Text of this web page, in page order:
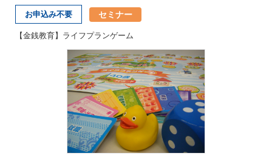
お申込み不要 セミナー
【金銭教育】ライフプランゲーム